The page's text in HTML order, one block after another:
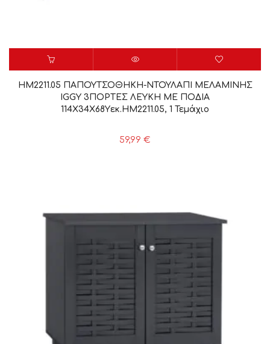
HM2211.05 ΠΑΠΟΥΤΣΟΘΗΚΗ-ΝΤΟΥΛΑΠΙ ΜΕΛΑΜΙΝΗΣ
IGGY 3ΠΟΡΤΕΣ ΛΕΥΚΗ ΜΕ ΠΟΔΙΑ
114Χ34Χ68Yεκ.HM2211.05, 1 Τεμάχιο
59,99 €